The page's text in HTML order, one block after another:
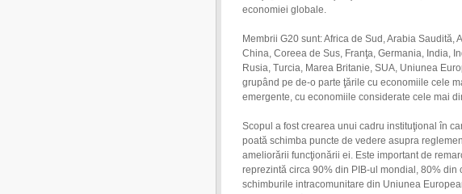
economiei globale.
Membrii G20 sunt: Africa de Sud, Arabia Saudită,
China, Coreea de Sus, Franţa, Germania, India,
Rusia, Turcia, Marea Britanie, SUA, Uniunea
grupând pe de-o parte ţările cu economiile cele
emergente, cu economiile considerate cele mai
Scopul a fost crearea unui cadru instituţional în
poată schimba puncte de vedere asupra
ameliorării funcţionării ei. Este important de
reprezintă circa 90% din PIB-ul mondial, 80% din
schimburile intracomunitare din Uniunea